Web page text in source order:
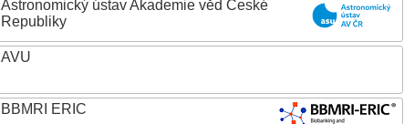
Astronomický ústav Akademie věd České
Republiky
AVU
BBMRI ERIC